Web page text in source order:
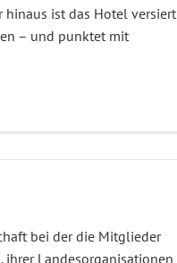
hinaus ist das Hotel versiert
– und punktet mit
bei der die Mitglieder
ihrer Landesorganisationen